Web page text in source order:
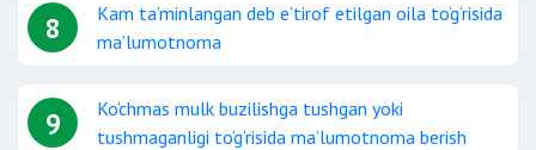
8
Kam ta’minlangan deb e’tirof etilgan oila to‘g‘risida
ma’lumotnoma
9
Ko‘chmas mulk buzilishga tushgan yoki
tushmaganligi to‘g‘risida ma’lumotnoma berish